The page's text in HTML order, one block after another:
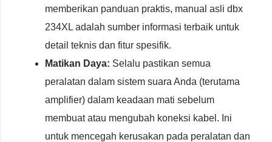
memberikan panduan praktis, manual asli dbx
234XL adalah sumber informasi terbaik untuk
detail teknis dan fitur spesifik.
Matikan Daya: Selalu pastikan semua
peralatan dalam sistem suara Anda (terutama
amplifier) dalam keadaan mati sebelum
membuat atau mengubah koneksi kabel. Ini
untuk mencegah kerusakan pada peralatan dan